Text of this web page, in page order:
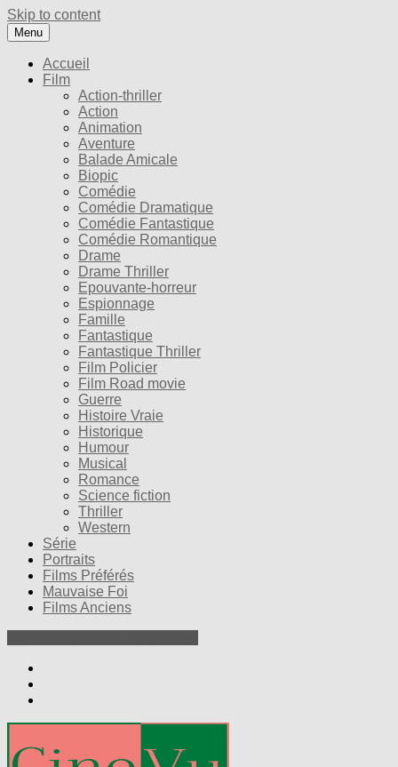
Skip to content
Menu
Accueil
Film
Action-thriller
Action
Animation
Aventure
Balade Amicale
Biopic
Comédie
Comédie Dramatique
Comédie Fantastique
Comédie Romantique
Drame
Drame Thriller
Epouvante-horreur
Espionnage
Famille
Fantastique
Fantastique Thriller
Film Policier
Film Road movie
Guerre
Histoire Vraie
Historique
Humour
Musical
Romance
Science fiction
Thriller
Western
Série
Portraits
Films Préférés
Mauvaise Foi
Films Anciens